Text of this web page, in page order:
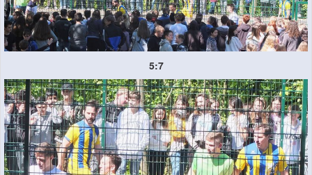
5:7